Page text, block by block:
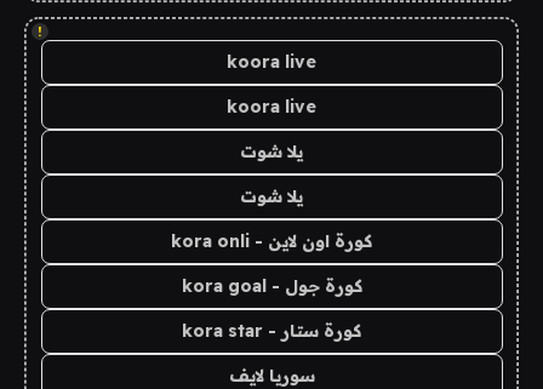
!
koora live
koora live
يلا شوت
يلا شوت
كورة اون لاين - kora onli
كورة جول - kora goal
كورة ستار - kora star
سوريا لايف